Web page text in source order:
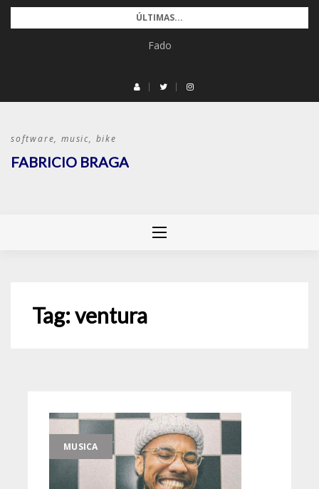
Pular
para
ÚLTIMAS...
Fado
software, music, bike
FABRICIO BRAGA
Tag:ventura
MUSICA